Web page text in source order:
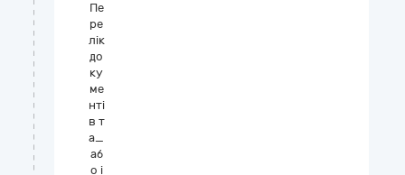
Пе
ре
лік
до
ку
ме
нті
в т
а_
аб
о і